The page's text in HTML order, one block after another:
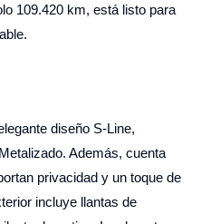
109.420 km, está listo para
diseño S-Line,
Además, cuenta
privacidad y un toque de
incluye llantas de